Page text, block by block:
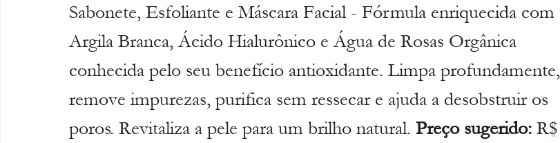
Sabonete, Esfoliante e Máscara Facial - Fórmula enriquecida com
Argila Branca, Ácido Hialurônico e Água de Rosas Orgânica
conhecida pelo seu benefício antioxidante. Limpa profundamente,
remove impurezas, purifica sem ressecar e ajuda a desobstruir os
poros. Revitaliza a pele para um brilho natural. Preço sugerido: R$